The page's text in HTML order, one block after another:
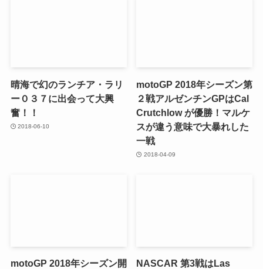
晴海で幻のランチア・ラリ
ー０３７に出会って大興
奮！！
2018-06-10
motoGP 2018年シーズン第
２戦アルゼンチンGPはCal
Crutchlow が優勝！マルケ
スが違う意味で大暴れした
一戦
2018-04-09
motoGP 2018年シーズン開
NASCAR 第3戦はLas